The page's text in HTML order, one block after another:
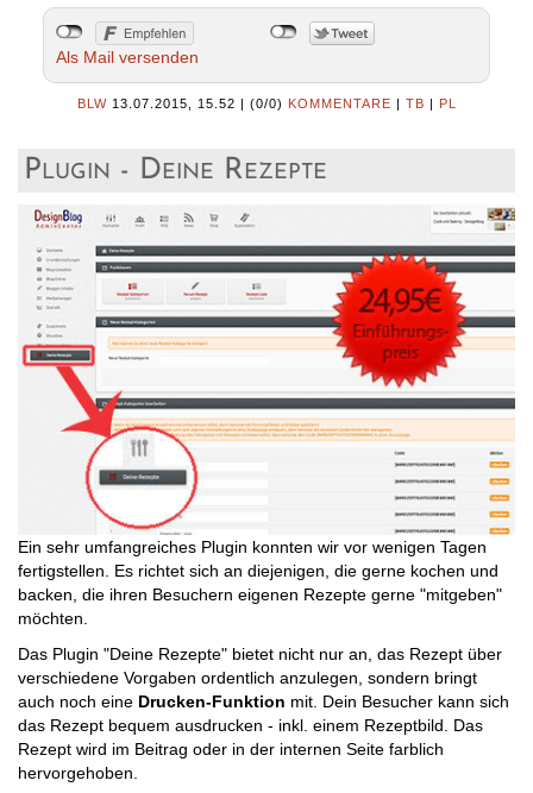
Als Mail versenden
BLW 13.07.2015, 15.52 | (0/0) KOMMENTARE | TB | PL
Plugin - Deine Rezepte
Ein sehr umfangreiches Plugin konnten wir vor wenigen Tagen
fertigstellen. Es richtet sich an diejenigen, die gerne kochen und
backen, die ihren Besuchern eigenen Rezepte gerne "mitgeben"
möchten.
Das Plugin "Deine Rezepte" bietet nicht nur an, das Rezept über
verschiedene Vorgaben ordentlich anzulegen, sondern bringt
auch noch eine Drucken-Funktion mit. Dein Besucher kann sich
das Rezept bequem ausdrucken - inkl. einem Rezeptbild. Das
Rezept wird im Beitrag oder in der internen Seite farblich
hervorgehoben.